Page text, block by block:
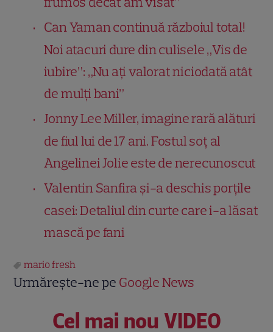
Can Yaman continuă războiul total!
Noi atacuri dure din culisele „Vis de
iubire”: „Nu ați valorat niciodată atât
de mulți bani”
Jonny Lee Miller, imagine rară alături
de fiul lui de 17 ani. Fostul soț al
Angelinei Jolie este de nerecunoscut
Valentin Sanfira și-a deschis porțile
casei: Detaliul din curte care i-a lăsat
mască pe fani
mario fresh
Urmărește-ne pe Google News
Cel mai nou VIDEO